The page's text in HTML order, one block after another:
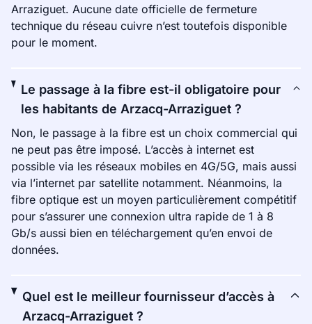
Arraziguet. Aucune date officielle de fermeture
technique du réseau cuivre n’est toutefois disponible
pour le moment.
Le passage à la fibre est-il obligatoire pour
les habitants de Arzacq-Arraziguet ?
Non, le passage à la fibre est un choix commercial qui
ne peut pas être imposé. L’accès à internet est
possible via les réseaux mobiles en 4G/5G, mais aussi
via l’internet par satellite notamment. Néanmoins, la
fibre optique est un moyen particulièrement compétitif
pour s’assurer une connexion ultra rapide de 1 à 8
Gb/s aussi bien en téléchargement qu’en envoi de
données.
Quel est le meilleur fournisseur d’accès à
Arzacq-Arraziguet ?